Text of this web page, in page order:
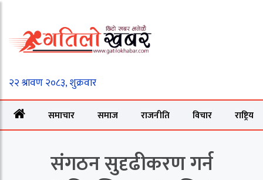
समाचार समाज राजनीति विचार राष्ट्रिय
संगठन सुदृढीकरण गर्न